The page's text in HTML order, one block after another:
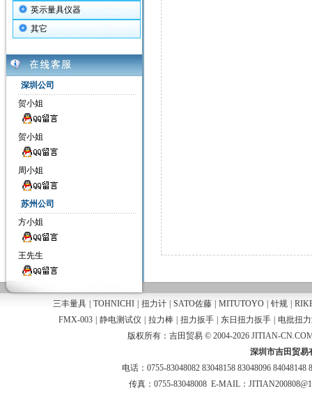
英示量具仪器
其它
深圳公司
贺小姐
贺小姐
周小姐
苏州公司
方小姐
王先生
三丰量具 TOHNICHI 扭力计 SATO佐藤 MITUTOYO 针规
FMX-003
静电测试仪 拉力棒 扭力扳手 东日扭力扳手
电批扭
版权所有：吉田贸易 © 2004-2026 JITIAN-
深圳市吉田贸易
电话：0755-83048082 83048158 83048096 84048148
传真：0755-83048008 E-MAIL：